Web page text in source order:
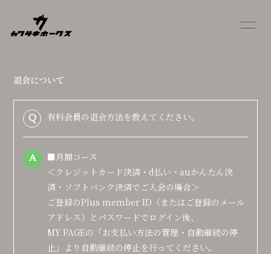
PROFILE
MOVIE
OFFICIAL SITE
会員登録 ログイン
退会について
Q 有料会員の退会方法を教えてください。
A
■月額コース
＜クレジットカード決済・d払い・auかんたん決
済・ソフトバンク決済でご入会の場合＞
ご登録のPlus member ID（またはご登録のメール
アドレス）とパスワードでログイン後、
MY PAGEの「お支払い方法の管理・自動継続の停
止」より自動継続の停止を行ってください。